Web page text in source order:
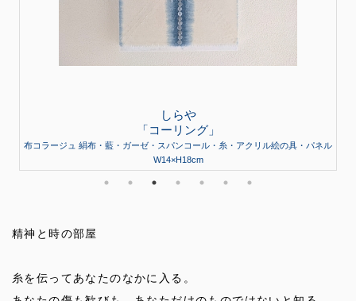
しらや
「コーリング」
布コラージュ 絹布・藍・ガーゼ・スパンコール・糸・アクリル絵の具・パネル
W14×H18cm
精神と時の部屋
糸を伝ってあなたのなかに入る。